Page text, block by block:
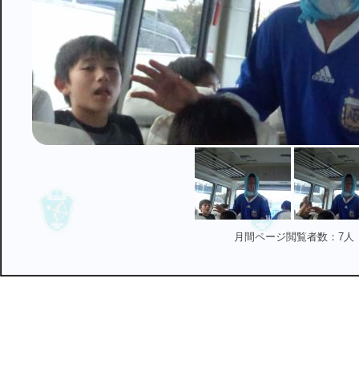
月間ページ閲覧者数：7人